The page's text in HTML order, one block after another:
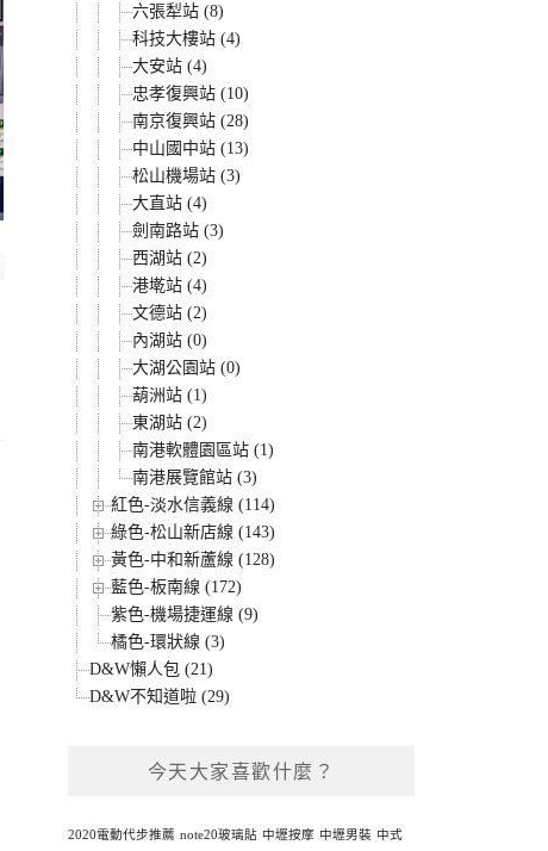
六張犁站 (8)
科技大樓站 (4)
大安站 (4)
忠孝復興站 (10)
南京復興站 (28)
中山國中站 (13)
松山機場站 (3)
大直站 (4)
劍南路站 (3)
西湖站 (2)
港墘站 (4)
文德站 (2)
內湖站 (0)
大湖公園站 (0)
葫洲站 (1)
東湖站 (2)
南港軟體園區站 (1)
南港展覽館站 (3)
紅色-淡水信義線 (114)
綠色-松山新店線 (143)
黃色-中和新蘆線 (128)
藍色-板南線 (172)
紫色-機場捷運線 (9)
橘色-環狀線 (3)
D&W懶人包 (21)
D&W不知道啦 (29)
今天大家喜歡什麼？
2020電動代步推薦 note20玻璃貼 中壢按摩 中壢男裝 中式